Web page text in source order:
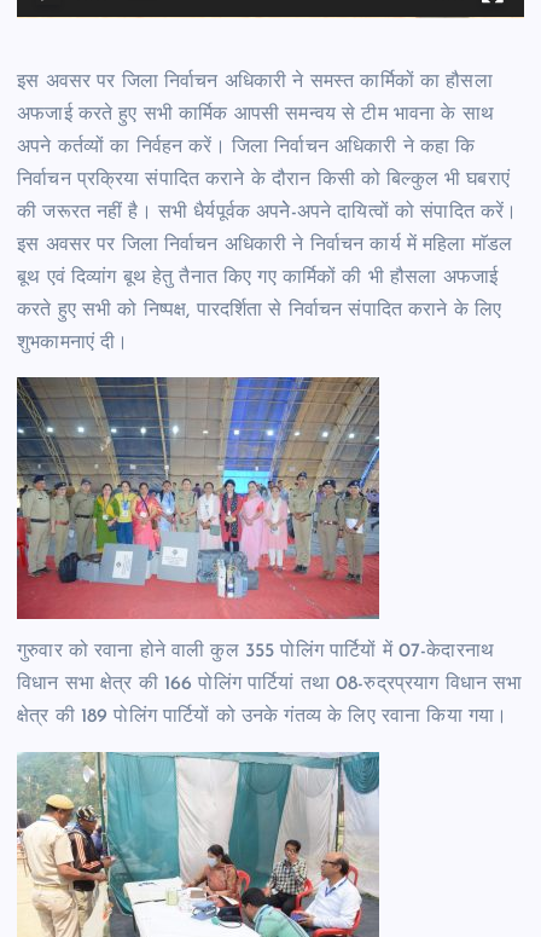
r
इस अवसर पर जिला निर्वाचन अधिकारी ने समस्त कार्मिकों का हौसला
अफजाई करते हुए सभी कार्मिक आपसी समन्वय से टीम भावना के साथ
अपने कर्तव्यों का निर्वहन करें। जिला निर्वाचन अधिकारी ने कहा कि
निर्वाचन प्रक्रिया संपादित कराने के दौरान किसी को बिल्कुल भी घबराएं
की जरूरत नहीं है। सभी धैर्यपूर्वक अपनेे-अपने दायित्वों को संपादित करें।
इस अवसर पर जिला निर्वाचन अधिकारी ने निर्वाचन कार्य में महिला माॅडल
बूथ एवं दिव्यांग बूथ हेतु तैनात किए गए कार्मिकों की भी हौसला अफजाई
करते हुए सभी को निष्पक्ष, पारदर्शिता से निर्वाचन संपादित कराने के लिए
शुभकामनाएं दी।
गुरुवार को रवाना होने वाली कुल 355 पोलिंग पार्टियों में 07-केदारनाथ
विधान सभा क्षेत्र की 166 पोलिंग पार्टियां तथा 08-रुद्रप्रयाग विधान सभा
क्षेत्र की 189 पोलिंग पार्टियों को उनके गंतव्य के लिए रवाना किया गया।